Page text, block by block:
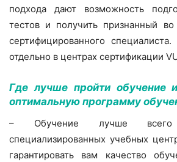
подхода дают возможность
тестов и получить признанный
сертифицированного
отдельно в центрах сертификации
Где лучше пройти обучение
оптимальную программу
– Обучение лучше
специализированных учебных
гарантировать вам качество